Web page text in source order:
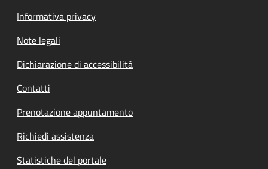
Informativa privacy
Note legali
Dichiarazione di accessibilità
Contatti
Prenotazione appuntamento
Richiedi assistenza
Statistiche del portale